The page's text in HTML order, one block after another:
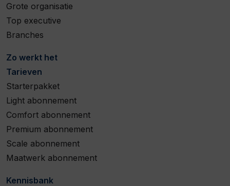
Grote organisatie
Top executive
Branches
Zo werkt het
Tarieven
Starterpakket
Light abonnement
Comfort abonnement
Premium abonnement
Scale abonnement
Maatwerk abonnement
Kennisbank